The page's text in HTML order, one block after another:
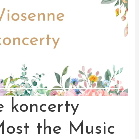
koncerty
the Music